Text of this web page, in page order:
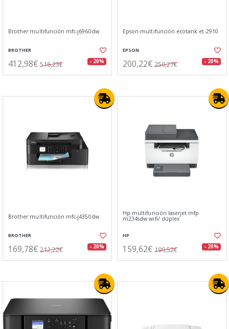
Brother multifunción mfc-j6960dw
BROTHER
412,98€ 516,23€ - 20%
Epson multifunción ecotank et-2910
EPSON
200,22€ 250,27€ - 20%
Brother multifunción mfc-j4350dw
BROTHER
169,78€ 212,22€ - 20%
Hp multifunción laserjet mfp
m234sdw wifi/ dúplex
HP
159,62€ 199,52€ - 20%